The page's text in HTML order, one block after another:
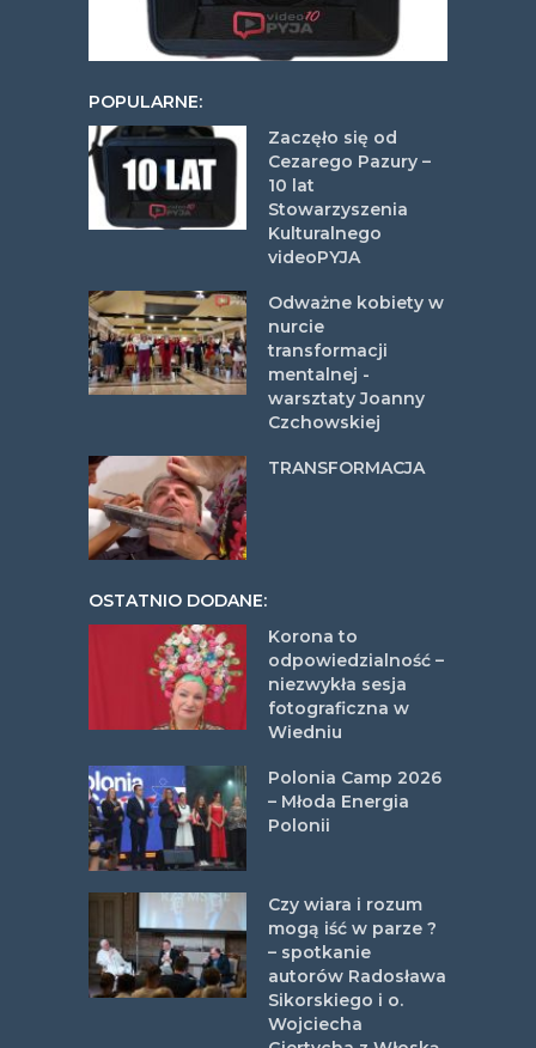
POPULARNE:
Zaczęło się od
Cezarego Pazury –
10 lat
Stowarzyszenia
Kulturalnego
videoPYJA
Odważne kobiety w
nurcie
transformacji
mentalnej -
warsztaty Joanny
Czchowskiej
TRANSFORMACJA
OSTATNIO DODANE:
Korona to
odpowiedzialność –
niezwykła sesja
fotograficzna w
Wiedniu
Polonia Camp 2026
– Młoda Energia
Polonii
Czy wiara i rozum
mogą iść w parze ?
– spotkanie
autorów Radosława
Sikorskiego i o.
Wojciecha